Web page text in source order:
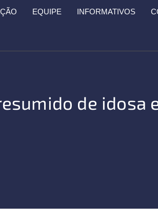
EQUIPE INFORMATIVOS
de idosa